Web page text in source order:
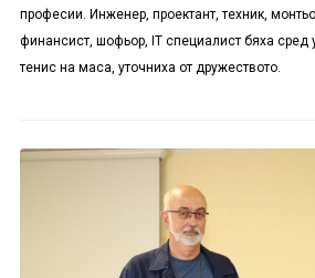
професии. Инженер, проектант, техник,
финансист, шофьор, IT специалист бяха сред
тенис на маса, уточниха от дружеството.